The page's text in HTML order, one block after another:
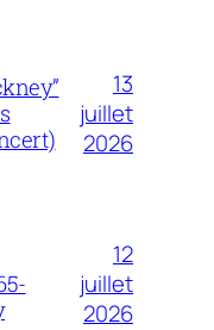
13
juillet
2026
12
juillet
2026